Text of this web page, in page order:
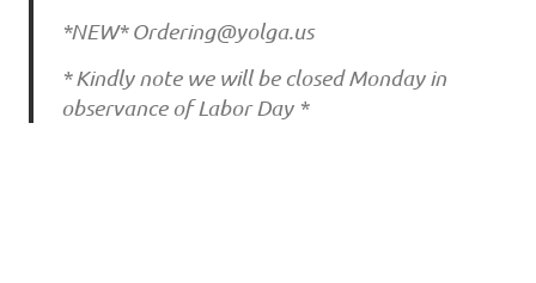
*NEW*Ordering@yolga.us
* Kindly note we will be closed Monday in
observance of Labor Day *